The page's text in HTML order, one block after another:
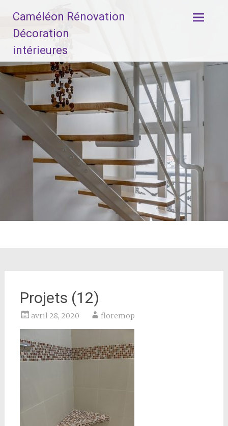
contenu
Caméléon Rénovation
Décoration
intérieures
Projets (12)
avril 28, 2020 floremop